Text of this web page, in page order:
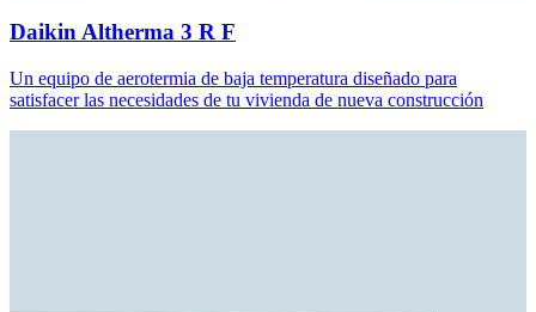
Daikin Altherma 3 R F
Un equipo de aerotermia de baja temperatura diseñado para
satisfacer las necesidades de tu vivienda de nueva construcción